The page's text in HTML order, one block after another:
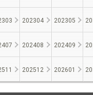
202304 202305
202408 202409
202512 202601